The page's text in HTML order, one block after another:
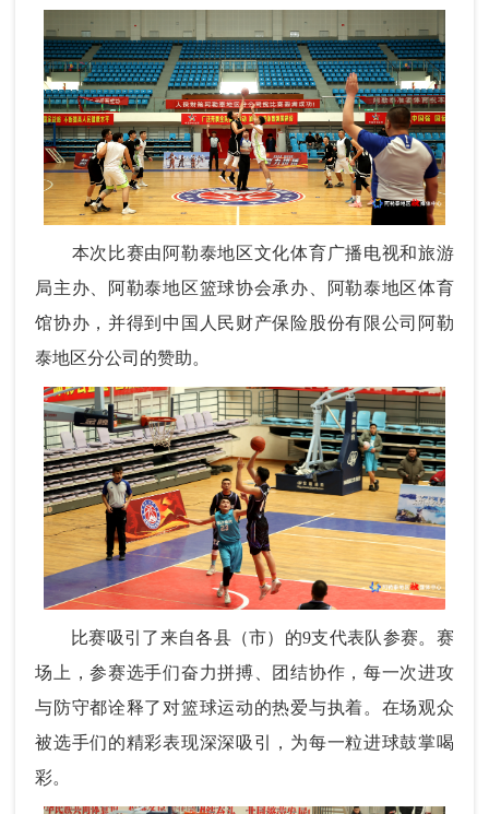
本次比赛由阿勒泰地区文化体育广播电视和旅游
局主办、阿勒泰地区篮球协会承办、
阿勒泰地区体育
馆协办，并得到中国人民财产保险股份有限公司阿勒
泰地区分公司的赞助。
比赛吸引了来自各县（市）的9支代表队参赛。赛
场上，参赛选手们奋力拼搏、团结协作，每一次进攻
与防守都诠释了对篮球运动的热爱与执着。在场观众
被选手们的精彩表现深深吸引，为每一粒进球鼓掌喝
彩。